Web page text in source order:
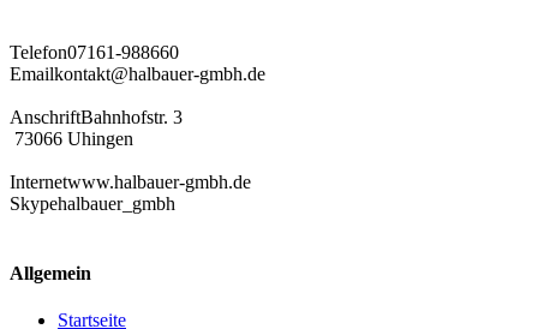
Telefon07161-988660
Emailkontakt@halbauer-gmbh.de
AnschriftBahnhofstr. 3
73066 Uhingen
Internetwww.halbauer-gmbh.de
Skypehalbauer_gmbh
Allgemein
Startseite